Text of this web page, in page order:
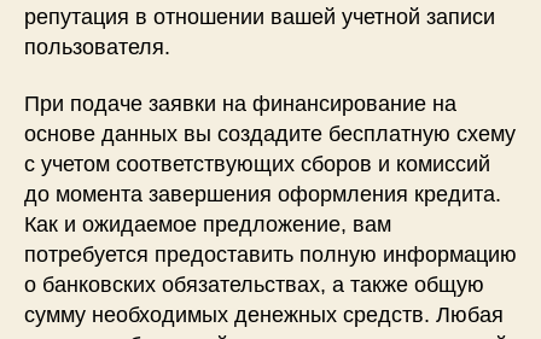
репутация в отношении вашей учетной записи
пользователя.
При подаче заявки на финансирование на
основе данных вы создадите бесплатную схему
с учетом соответствующих сборов и комиссий
до момента завершения оформления кредита.
Как и ожидаемое предложение, вам
потребуется предоставить полную информацию
о банковских обязательствах, а также общую
сумму необходимых денежных средств. Любая